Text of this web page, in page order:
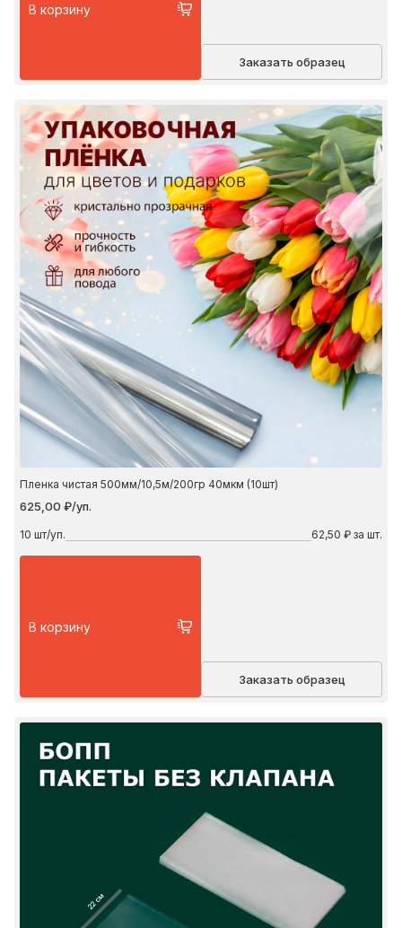
В корзину
Заказать образец
Пленка чистая 500мм/10,5м/200гр 40мкм (10шт)
625,00 ₽/уп.
10 шт/уп. 62,50 ₽ за шт.
В корзину
Заказать образец
22 см